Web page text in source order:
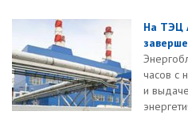
На ТЭЦ
часов с
и